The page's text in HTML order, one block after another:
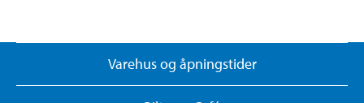
Varehus og åpningstider